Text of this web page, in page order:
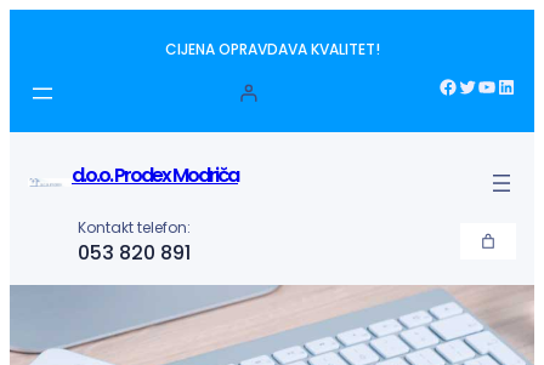
sadržaj
CIJENA OPRAVDAVA KVALITET!
Facebook Twitter YouTube LinkedIn
d.o.o. Prodex Modriča
Kontakt telefon:
053 820 891